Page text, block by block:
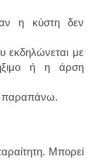
η κύστη δεν
εκδηλώνεται με
ή η άρση
παραπάνω.
Μπορεί